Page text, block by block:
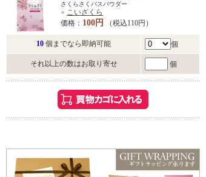
さくらさくバスパウダー
● こいざくら
価格： 100円 （税込110円）
10 個までなら即納可能 個
それ以上の数はお取り寄せ 個